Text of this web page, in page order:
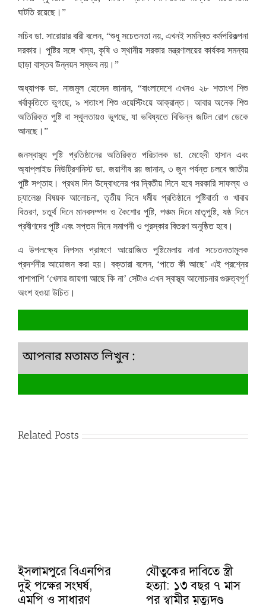
ঘাটতি রয়েছে।”
সচিব ডা. সারোয়ার বারী বলেন, “শুধু সচেতনতা নয়, এখনই সমন্বিত কর্মপরিকল্পনা
দরকার। পুষ্টির সঙ্গে খাদ্য, কৃষি ও স্থানীয় সরকার মন্ত্রণালয়ের কার্যকর সমন্বয়
ছাড়া বাস্তব উন্নয়ন সম্ভব নয়।”
অধ্যাপক ডা. নাজমুল হোসেন জানান, “বাংলাদেশে এখনও ২৮ শতাংশ শিশু
খর্বাকৃতিতে ভুগছে, ৯ শতাংশ শিশু ওয়েস্টিংয়ে আক্রান্ত। আবার অনেক শিশু
অতিরিক্ত পুষ্টি বা স্থূলতায়ও ভুগছে, যা ভবিষ্যতে বিভিন্ন জটিল রোগ ডেকে
আনছে।”
জনস্বাস্থ্য পুষ্টি প্রতিষ্ঠানের অতিরিক্ত পরিচালক ডা. মেহেদী হাসান এবং
অ্যাপ্লাইড নিউট্রিশনিস্ট ডা. জয়াশীষ রয় জানান, ৩ জুন পর্যন্ত চলবে জাতীয়
পুষ্টি সপ্তাহ। প্রথম দিন উদ্বোধনের পর দ্বিতীয় দিনে হবে সরকারি সাফল্য ও
চ্যালেঞ্জ বিষয়ক আলোচনা, তৃতীয় দিনে ধর্মীয় প্রতিষ্ঠানে পুষ্টিবার্তা ও খাবার
বিতরণ, চতুর্থ দিনে মানবসম্পদ ও কৈশোর পুষ্টি, পঞ্চম দিনে মাতৃপুষ্টি, ষষ্ঠ দিনে
প্রবীণদের পুষ্টি এবং সপ্তম দিনে সমাপনী ও পুরস্কার বিতরণ অনুষ্ঠিত হবে।
এ উপলক্ষ্যে নিপসম প্রাঙ্গণে আয়োজিত পুষ্টিমেলায় নানা সচেতনতামূলক
প্রদর্শনীর আয়োজন করা হয়। বক্তারা বলেন, ‘পাতে কী আছে’ এই প্রশ্নের
পাশাপাশি ‘খেলার জায়গা আছে কি না’ সেটাও এখন স্বাস্থ্য আলোচনার গুরুত্বপূর্ণ
অংশ হওয়া উচিত।
আপনার মতামত লিখুন :
Related Posts
ইসলামপুরে বিএনপির
দুই পক্ষের সংঘর্ষ,
এমপি ও সাধারণ
যৌতুকের দাবিতে স্ত্রী
হত্যা: ১৩ বছর ৭ মাস
পর স্বামীর মৃত্যুদণ্ড